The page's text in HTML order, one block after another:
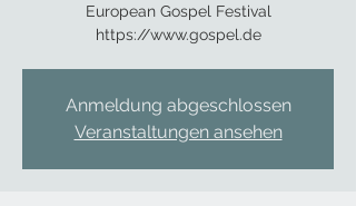
European Gospel Festival
https://www.gospel.de
Anmeldung abgeschlossen
Veranstaltungen ansehen